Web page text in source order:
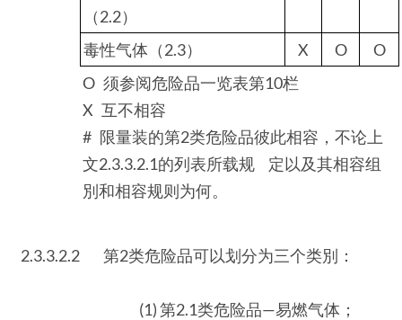
（2.2）
毒性气体（2.3） X O
O
O 须参阅危险品一览表第10栏
X 互不相容
# 限量装的第2类危险品彼此相容，不论上
文2.3.3.2.1的列表所载规 定以及其相容组
別和相容规则为何。
2.3.3.2.2 第2类危险品可以划分为三个类別：
(1) 第2.1类危险品—易燃气体；